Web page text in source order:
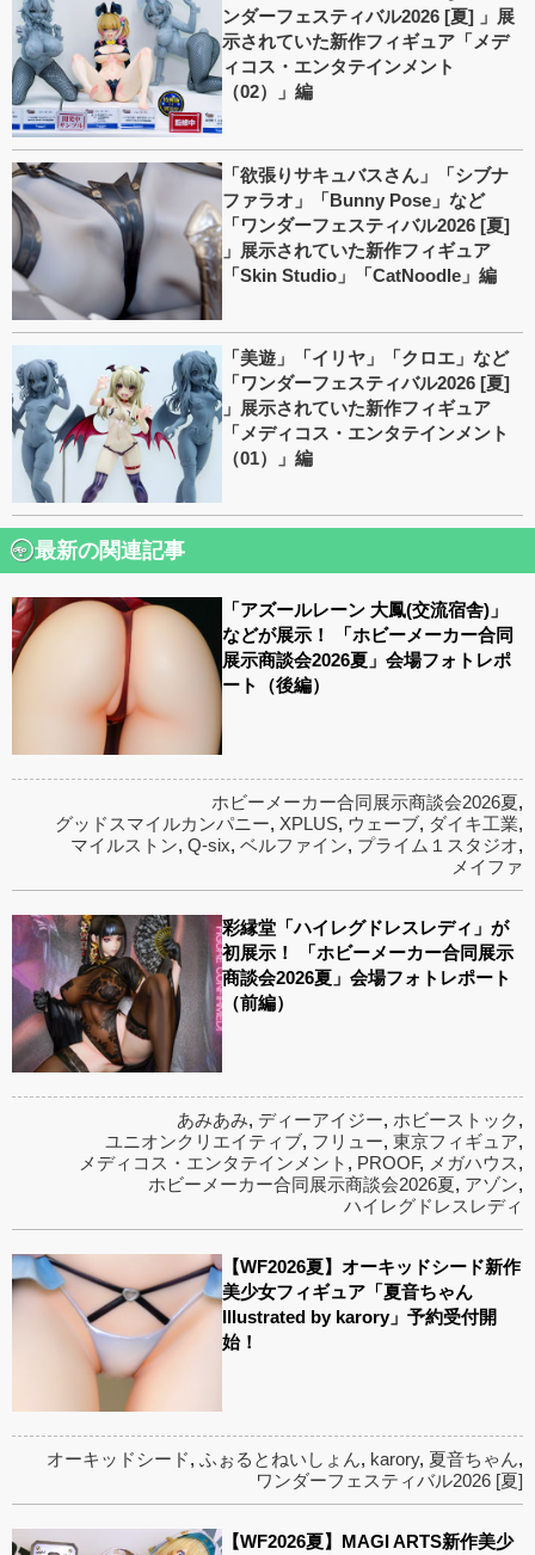
ンダーフェスティバル2026 [夏] 」展
示されていた新作フィギュア「メデ
ィコス・エンタテインメント
（02）」編
「欲張りサキュバスさん」「シブナ
ファラオ」「Bunny Pose」など
「ワンダーフェスティバル2026 [夏]
」展示されていた新作フィギュア
「Skin Studio」「CatNoodle」編
「美遊」「イリヤ」「クロエ」など
「ワンダーフェスティバル2026 [夏]
」展示されていた新作フィギュア
「メディコス・エンタテインメント
（01）」編
最新の関連記事
「アズールレーン 大鳳(交流宿舎)」
などが展示！ 「ホビーメーカー合同
展示商談会2026夏」会場フォトレポ
ート（後編）
ホビーメーカー合同展示商談会2026夏,
グッドスマイルカンパニー, XPLUS, ウェーブ, ダイキ工業,
マイルストン, Q-six, ベルファイン, プライム１スタジオ,
メイファ
彩縁堂「ハイレグドレスレディ」が
初展示！ 「ホビーメーカー合同展示
商談会2026夏」会場フォトレポート
（前編）
あみあみ, ディーアイジー, ホビーストック,
ユニオンクリエイティブ, フリュー, 東京フィギュア,
メディコス・エンタテインメント , PROOF, メガハウス,
ホビーメーカー合同展示商談会2026夏, アゾン,
ハイレグドレスレディ
【WF2026夏】オーキッドシード新作
美少女フィギュア「夏音ちゃん
Illustrated by karory」予約受付開
始！
オーキッドシード, ふぉるとねいしょん, karory, 夏音ちゃん,
ワンダーフェスティバル2026 [夏]
【WF2026夏】MAGI ARTS新作美少